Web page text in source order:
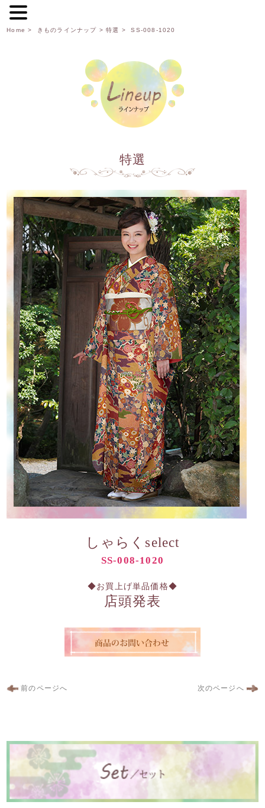
Home > きものラインナップ >特選 > SS-008-1020
特選
しゃらくselect
SS-008-1020
◆お買上げ単品価格◆
店頭発表
前のページへ 次のページへ